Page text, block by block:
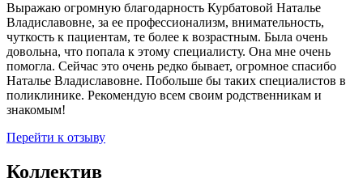
Выражаю огромную благодарность Курбатовой Наталье
Владиславовне, за ее профессионализм, внимательность,
чуткость к пациентам, те более к возрастным. Была очень
довольна, что попала к этому специалисту. Она мне очень
помогла. Сейчас это очень редко бывает, огромное спасибо
Наталье Владиславовне. Побольше бы таких специалистов в
поликлинике. Рекомендую всем своим родственникам и
знакомым!
Перейти к отзыву
Коллектив